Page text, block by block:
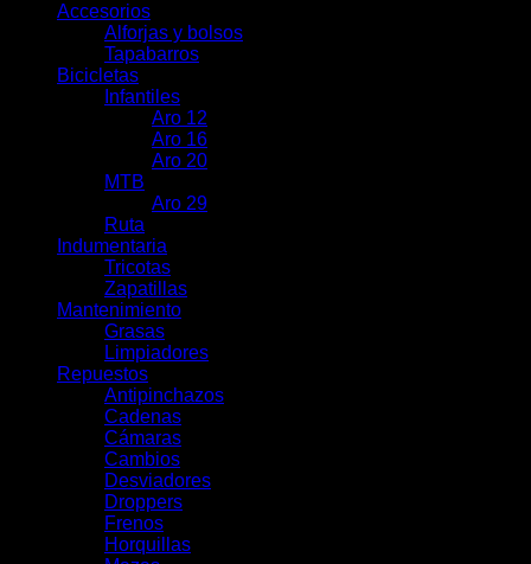
Accesorios
Alforjas y bolsos
Tapabarros
Bicicletas
Infantiles
Aro 12
Aro 16
Aro 20
MTB
Aro 29
Ruta
Indumentaria
Tricotas
Zapatillas
Mantenimiento
Grasas
Limpiadores
Repuestos
Antipinchazos
Cadenas
Cámaras
Cambios
Desviadores
Droppers
Frenos
Horquillas